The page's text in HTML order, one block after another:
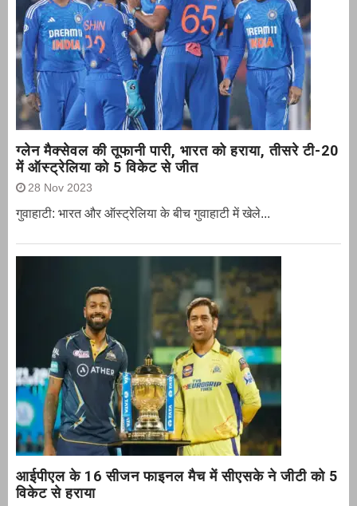
ग्‍लेन मैक्‍सेवल की तूफानी पारी, भारत को हराया, तीसरे टी-20
में ऑस्ट्रेलिया को 5 विकेट से जीत
28 Nov 2023
गुवाहाटी: भारत और ऑस्‍ट्रेलिया के बीच गुवाहाटी में खेले...
आईपीएल के 16 सीजन फाइनल मैच में सीएसके ने जीटी को 5
विकेट से हराया